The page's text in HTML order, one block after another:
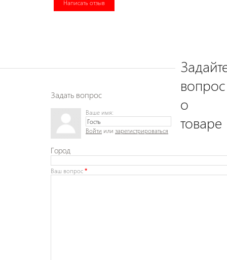
Написать отзыв
вопрос
о
товаре
Задать вопрос
Ваше имя:
Войти или зарегистрироваться
Город
Ваш вопрос*